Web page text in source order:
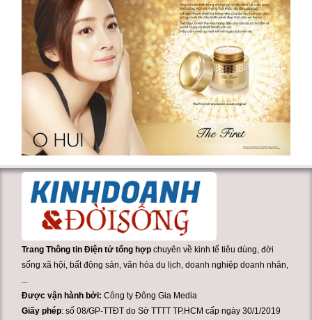
Trang Thông tin Điện tử tổng hợp chuyên về kinh tế tiêu dùng, đời
sống xã hội, bất động sản, văn hóa du lịch, doanh nghiệp doanh nhân,
...
Được vận hành bởi:Công ty Đông Gia Media
Giấy phép: số 08/GP-TTĐT do Sở TTTT TP.HCM cấp ngày 30/1/2019